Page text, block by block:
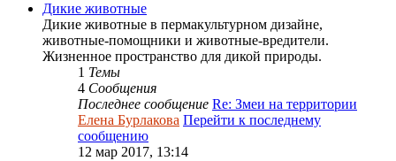
Дикие животные
Дикие животные в пермакультурном дизайне,
животные-помощники и животные-вредители.
Жизненное пространство для дикой природы.
1 Темы
4 Сообщения
Последнее сообщение Re: Змеи на территории
Елена Бурлакова Перейти к последнему
сообщению
12 мар 2017, 13:14